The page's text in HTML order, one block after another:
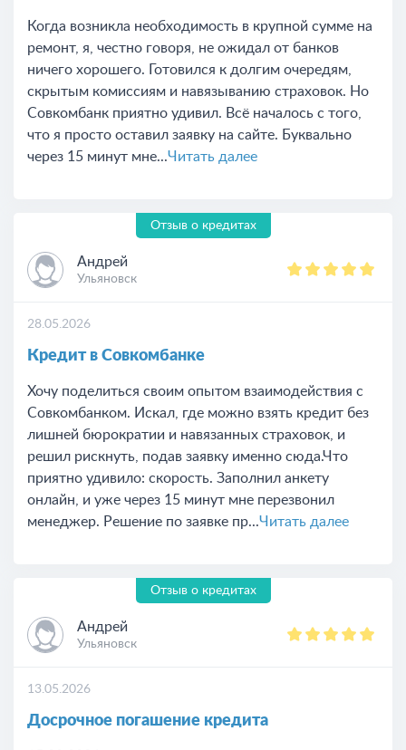
Когда возникла необходимость в крупной сумме на
ремонт, я, честно говоря, не ожидал от банков
ничего хорошего. Готовился к долгим очередям,
скрытым комиссиям и навязыванию страховок. Но
Совкомбанк приятно удивил. Всё началось с того,
что я просто оставил заявку на сайте. Буквально
через 15 минут мне...Читать далее
Отзыв о кредитах
Андрей
Ульяновск
28.05.2026
Кредит в Совкомбанке
Хочу поделиться своим опытом взаимодействия с
Совкомбанком. Искал, где можно взять кредит без
лишней бюрократии и навязанных страховок, и
решил рискнуть, подав заявку именно сюда.Что
приятно удивило: скорость. Заполнил анкету
онлайн, и уже через 15 минут мне перезвонил
менеджер. Решение по заявке пр...Читать далее
Отзыв о кредитах
Андрей
Ульяновск
13.05.2026
Досрочное погашение кредита